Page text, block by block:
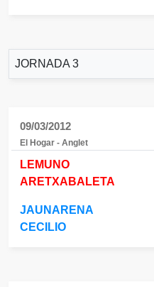
JORNADA 3
09/03/2012
El Hogar - Anglet
LEMUNO
ARETXABALETA
JAUNARENA
CECILIO